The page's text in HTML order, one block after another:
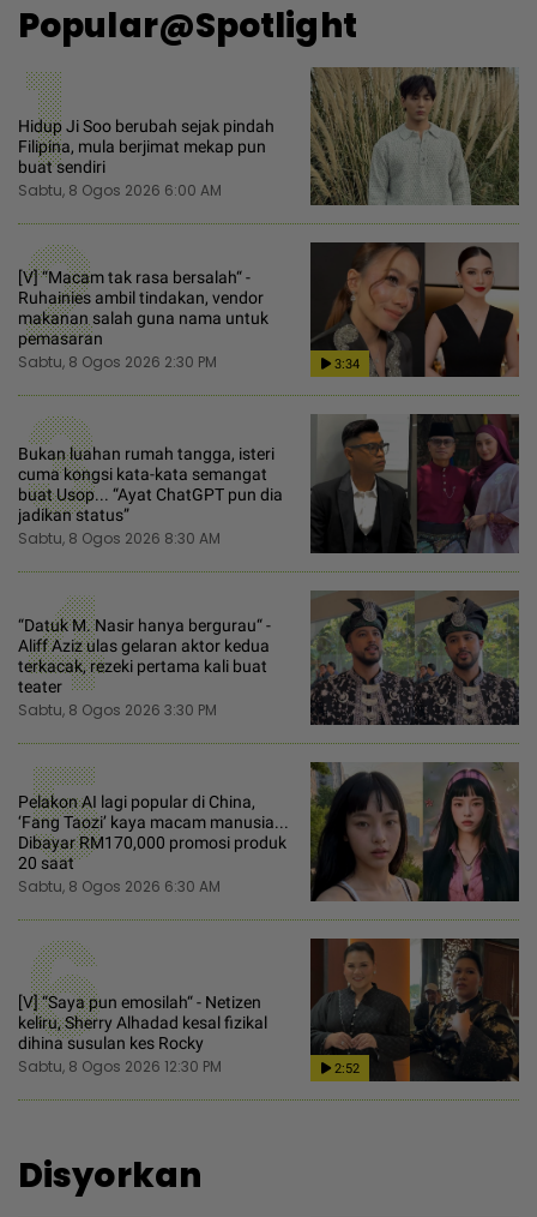
Popular@Spotlight
1
Hidup Ji Soo berubah sejak pindah
Filipina, mula berjimat mekap pun
buat sendiri
Sabtu, 8 Ogos 2026 6:00 AM
2
[V] “Macam tak rasa bersalah“ -
Ruhainies ambil tindakan, vendor
makanan salah guna nama untuk
pemasaran
Sabtu, 8 Ogos 2026 2:30 PM 3:34
3
Bukan luahan rumah tangga, isteri
cuma kongsi kata-kata semangat
buat Usop... “Ayat ChatGPT pun dia
jadikan status”
Sabtu, 8 Ogos 2026 8:30 AM
4
“Datuk M. Nasir hanya bergurau“ -
Aliff Aziz ulas gelaran aktor kedua
terkacak, rezeki pertama kali buat
teater
Sabtu, 8 Ogos 2026 3:30 PM
5
Pelakon AI lagi popular di China,
‘Fang Taozi’ kaya macam manusia...
Dibayar RM170,000 promosi produk
20 saat
Sabtu, 8 Ogos 2026 6:30 AM
6
[V] “Saya pun emosilah“ - Netizen
keliru, Sherry Alhadad kesal fizikal
dihina susulan kes Rocky
Sabtu, 8 Ogos 2026 12:30 PM 2:52
Disyorkan